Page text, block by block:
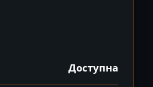
Доступна